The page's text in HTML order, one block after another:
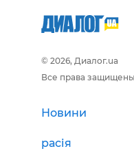
© 2026, Диалог.ua
Все права
Новини
расія